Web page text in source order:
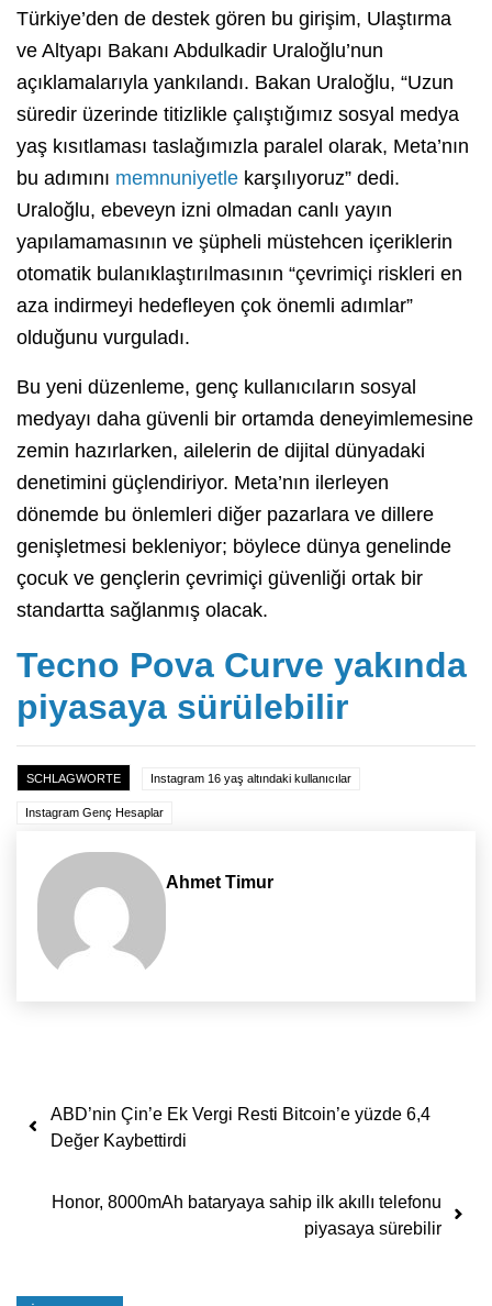
Türkiye’den de destek gören bu girişim, Ulaştırma
ve Altyapı Bakanı Abdulkadir Uraloğlu’nun
açıklamalarıyla yankılandı. Bakan Uraloğlu, “Uzun
süredir üzerinde titizlikle çalıştığımız sosyal medya
yaş kısıtlaması taslağımızla paralel olarak, Meta’nın
bu adımını memnuniyetle karşılıyoruz” dedi.
Uraloğlu, ebeveyn izni olmadan canlı yayın
yapılamamasının ve şüpheli müstehcen içeriklerin
otomatik bulanıklaştırılmasının “çevrimiçi riskleri en
aza indirmeyi hedefleyen çok önemli adımlar”
olduğunu vurguladı.
Bu yeni düzenleme, genç kullanıcıların sosyal
medyayı daha güvenli bir ortamda deneyimlemesine
zemin hazırlarken, ailelerin de dijital dünyadaki
denetimini güçlendiriyor. Meta’nın ilerleyen
dönemde bu önlemleri diğer pazarlara ve dillere
genişletmesi bekleniyor; böylece dünya genelinde
çocuk ve gençlerin çevrimiçi güvenliği ortak bir
standartta sağlanmış olacak.
Tecno Pova Curve yakında
piyasaya sürülebilir
SCHLAGWORTE Instagram 16 yaş altındaki kullanıcılar
Instagram Genç Hesaplar
Ahmet Timur
Yazı dolaşımı
ABD’nin Çin’e Ek Vergi Resti Bitcoin’e yüzde 6,4
Değer Kaybettirdi
Honor, 8000mAh bataryaya sahip ilk akıllı telefonu
piyasaya sürebilir